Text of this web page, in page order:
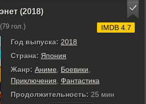
(2018)
79 гол.)
Год выпуска: 2018
Страна: Япония
Жанр: Аниме Боевики
Приключения Фантастика
Продолжительность: 25 мин
IMDB 4.7